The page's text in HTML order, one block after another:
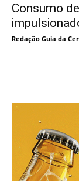
Consumo
Redação Guia da